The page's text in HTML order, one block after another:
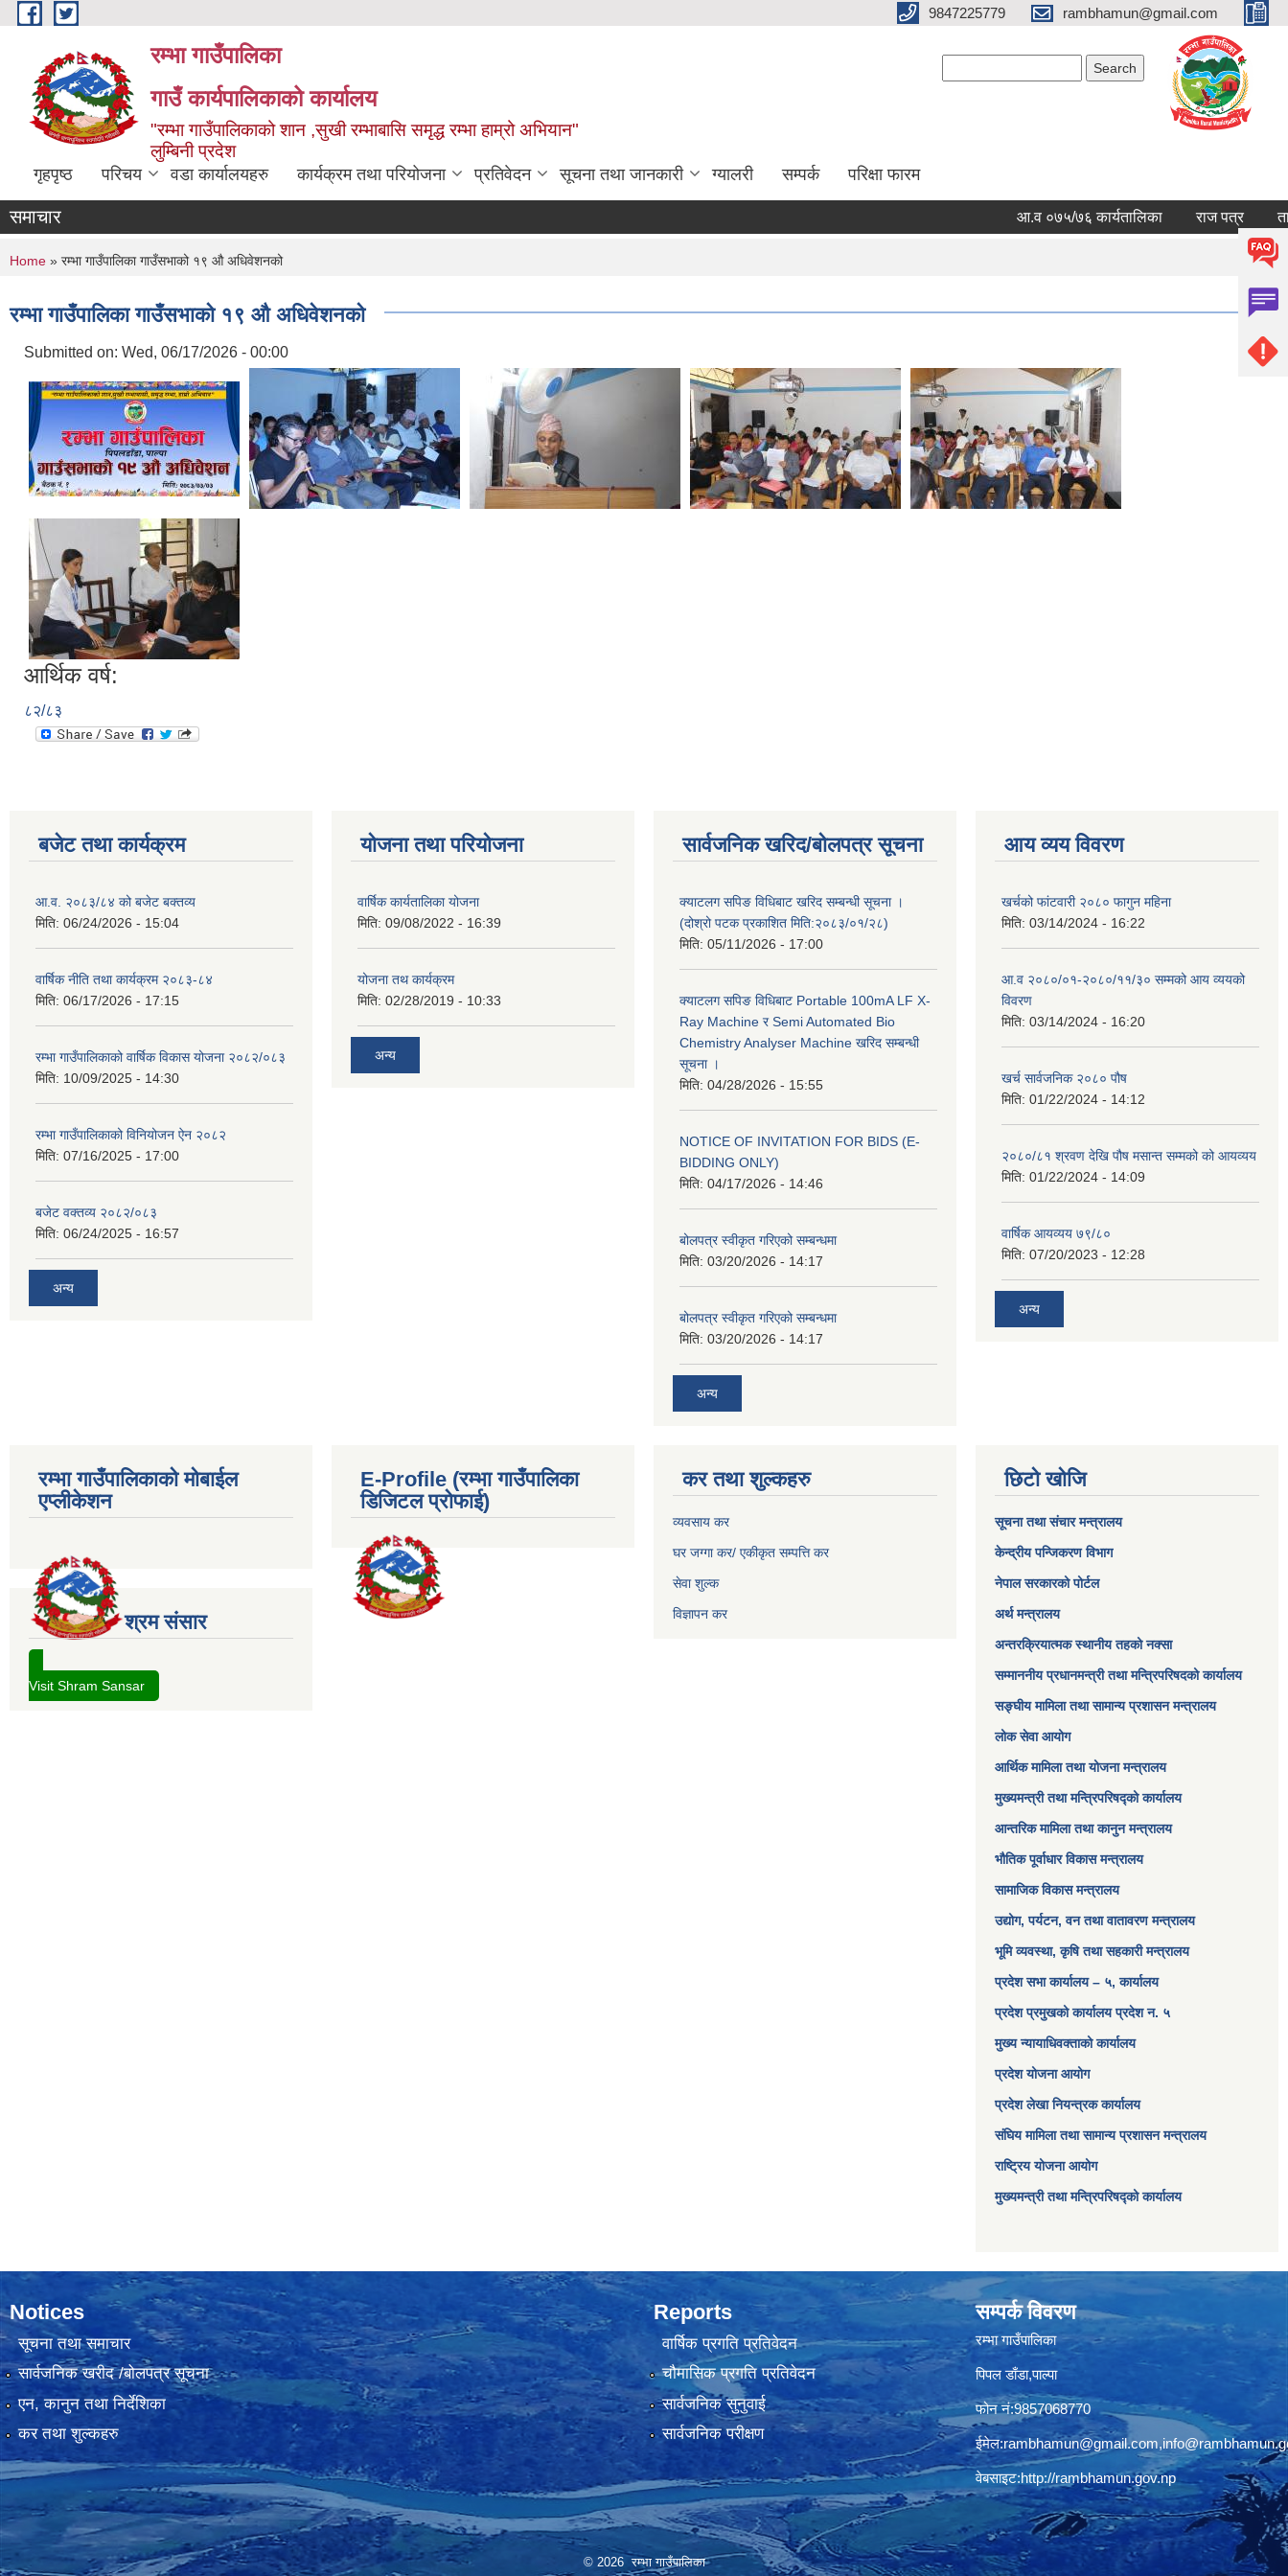
Skip to main content 9847225779 rambhamun@gmail.com
रम्भा गाउँपालिका
गाउँ कार्यपालिकाको कार्यालय
"रम्भा गाउँपालिकाको शान ,सुखी रम्भाबासि समृद्ध रम्भा हाम्रो अभियान"
लुम्बिनी प्रदेश
गृहपृष्ठ परिचय वडा कार्यालयहरु कार्यक्रम तथा परियोजना प्रतिवेदन सूचना तथा जानकारी ग्यालरी सम्पर्क परिक्षा फारम
समाचार आ.व ०७५/७६ कार्यतालिका राज पत्र
You are here
Home » रम्भा गाउँपालिका गाउँसभाको १९ औ अधिवेशनको
रम्भा गाउँपालिका गाउँसभाको १९ औ अधिवेशनको
Submitted on: Wed, 06/17/2026 - 00:00
आर्थिक वर्ष:
८२/८३
बजेट तथा कार्यक्रम
आ.व. २०८३/८४ को बजेट बक्तव्य
मिति: 06/24/2026 - 15:04
वार्षिक नीति तथा कार्यक्रम २०८३-८४
मिति: 06/17/2026 - 17:15
रम्भा गाउँपालिकाको वार्षिक विकास योजना २०८२/०८३
मिति: 10/09/2025 - 14:30
रम्भा गाउँपालिकाको विनियोजन ऐन २०८२
मिति: 07/16/2025 - 17:00
बजेट वक्तव्य २०८२/०८३
मिति: 06/24/2025 - 16:57
अन्य
योजना तथा परियोजना
वार्षिक कार्यतालिका योजना
मिति: 09/08/2022 - 16:39
योजना तथ कार्यक्रम
मिति: 02/28/2019 - 10:33
अन्य
सार्वजनिक खरिद/बोलपत्र सूचना
क्याटलग सपिङ विधिबाट खरिद सम्बन्धी सूचना ।
(दोश्रो पटक प्रकाशित मिति:२०८३/०१/२८)
मिति: 05/11/2026 - 17:00
क्याटलग सपिङ विधिबाट Portable 100mA LF X-
Ray Machine र Semi Automated Bio
Chemistry Analyser Machine खरिद सम्बन्धी
सूचना ।
मिति: 04/28/2026 - 15:55
NOTICE OF INVITATION FOR BIDS (E-
BIDDING ONLY)
मिति: 04/17/2026 - 14:46
बोलपत्र स्वीकृत गरिएको सम्बन्धमा
मिति: 03/20/2026 - 14:17
बोलपत्र स्वीकृत गरिएको सम्बन्धमा
मिति: 03/20/2026 - 14:17
अन्य
आय व्यय विवरण
खर्चको फांटवारी २०८० फागुन महिना
मिति: 03/14/2024 - 16:22
आ.व २०८०/०१-२०८०/११/३० सम्मको आय व्ययको
विवरण
मिति: 03/14/2024 - 16:20
खर्च सार्वजनिक २०८० पौष
मिति: 01/22/2024 - 14:12
२०८०/८१ श्रवण देखि पौष मसान्त सम्मको को आयव्यय
मिति: 01/22/2024 - 14:09
वार्षिक आयव्यय ७९/८०
मिति: 07/20/2023 - 12:28
अन्य
रम्भा गाउँपालिकाको मोबाईल
एप्लीकेशन
श्रम संसार
Visit Shram Sansar
E-Profile (रम्भा गाउँपालिका
डिजिटल प्रोफाई)
कर तथा शुल्कहरु
व्यवसाय कर
घर जग्गा कर/ एकीकृत सम्पत्ति कर
सेवा शुल्क
विज्ञापन कर
छिटो खोजि
सूचना तथा संचार मन्त्रालय
केन्द्रीय पन्जिकरण विभाग
नेपाल सरकारको पोर्टल
अर्थ मन्त्रालय
अन्तरक्रियात्मक स्थानीय तहको नक्सा
सम्माननीय प्रधानमन्त्री तथा मन्त्रिपरिषद‌को कार्यालय
सङ्‍घीय मामिला तथा सामान्य प्रशासन मन्त्रालय
लोक सेवा आयोग
आर्थिक मामिला तथा योजना मन्त्रालय​
मुख्यमन्त्री तथा मन्त्रिपरिषद्को कार्यालय
आन्तरिक मामिला तथा कानुन मन्त्रालय
भौतिक पूर्वाधार विकास मन्त्रालय
सामाजिक विकास मन्त्रालय
उद्योग, पर्यटन, वन तथा वातावरण मन्त्रालय
भूमि व्यवस्था, कृषि तथा सहकारी मन्त्रालय
प्रदेश सभा कार्यालय – ५, कार्यालय
प्रदेश प्रमुखको कार्यालय प्रदेश न. ५
मुख्य न्यायाधिवक्ताको कार्यालय
प्रदेश योजना आयोग
प्रदेश लेखा नियन्त्रक कार्यालय
संघिय मामिला तथा सामान्य प्रशासन मन्त्रालय
राष्ट्रिय योजना आयोग
मुख्यमन्त्री तथा मन्त्रिपरिषद्को कार्यालय
Notices
सूचना तथा समाचार
सार्वजनिक खरीद /बोलपत्र सूचना
एन, कानुन तथा निर्देशिका
कर तथा शुल्कहरु
Reports
वार्षिक प्रगति प्रतिवेदन
चौमासिक प्रगति प्रतिवेदन
सार्वजनिक सुनुवाई
सार्वजनिक परीक्षण
सम्पर्क विवरण
रम्भा गाउँपालिका
पिपल डाँडा,पाल्पा
फोन नं:9857068770
ईमेल:rambhamun@gmail.com,
वेबसाइट:http://rambhamun.gov.np
© 2026 रम्भा गाउँपालिका